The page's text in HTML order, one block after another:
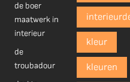
de boer
maatwerk in
interieur
de
troubadour
kleur
kleuren